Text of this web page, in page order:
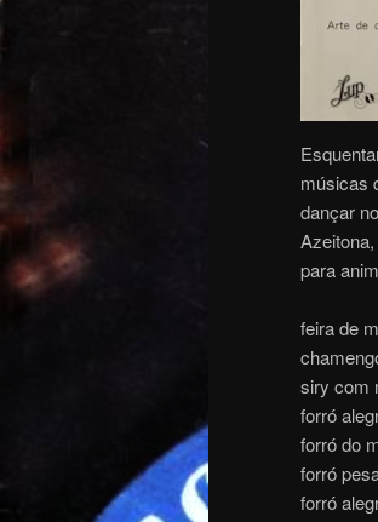
músicas
dançar
para
feira de
siry com
forró
forró do
forró
forró